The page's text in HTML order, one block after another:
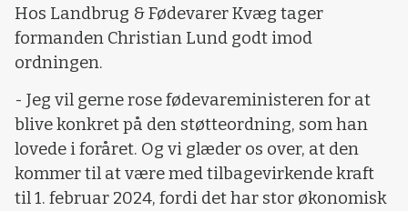
Hos Landbrug & Fødevarer Kvæg tager
formanden Christian Lund godt imod
ordningen.
- Jeg vil gerne rose fødevareministeren for at
blive konkret på den støtteordning, som han
lovede i foråret. Og vi glæder os over, at den
kommer til at være med tilbagevirkende kraft
til 1. februar 2024, fordi det har stor økonomisk